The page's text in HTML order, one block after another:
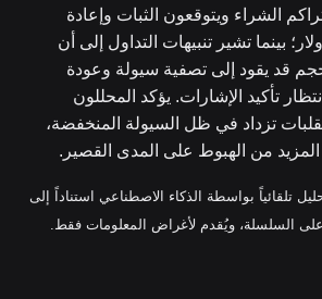
الشراء ويتوقعون الثبات وإعادة
أعلى 0.009 دولار؛ بينما تشير تنبيهات التداول إلى أن
قد يقود إلى تصفية سيولة وعودة
تأكيد الإشارات. يؤكد المحللون
تزداد في ظل السيولة المنخفضة،
من الهبوط على المدى القصير.
تلقائياً بواسطة الذكاء الاصطناعي استناداً إلى
على السلسلة، ويُقدم لأغراض المعلومات فقط.